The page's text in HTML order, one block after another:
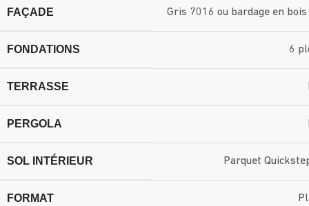
FAÇADE Gris 7016 ou bardage en bois
FONDATIONS 6
TERRASSE
PERGOLA
SOL INTÉRIEUR Parquet
FORMAT